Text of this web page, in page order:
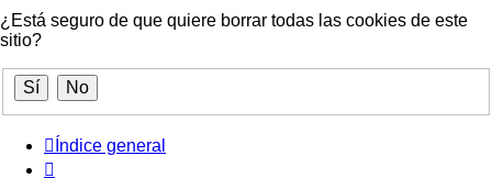
¿Está seguro de que quiere borrar todas las cookies de este
sitio?
Índice general